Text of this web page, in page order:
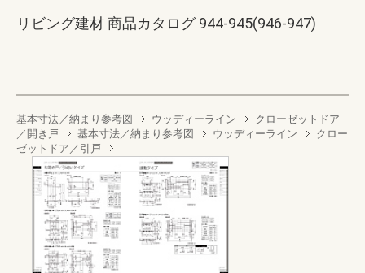
リビング建材 商品カタログ 944-945(946-947)
基本寸法／納まり参考図 ウッディーライン
クローゼットドア
／開き戸
基本寸法／納まり参考図 ウッディーライン
クロー
ゼットドア／引戸